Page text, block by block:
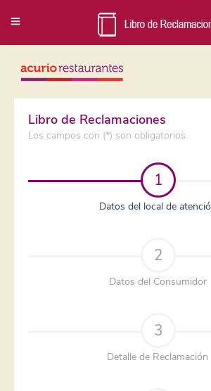
Libro de Reclamaciones
Los campos con (*) son obligatorios.
1
Datos del local de
2
Datos del Consumidor
3
Detalle de Reclamación